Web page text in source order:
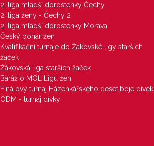
2. liga mladší dorostenky Čechy
2. liga ženy - Čechy 2
2. liga mladší dorostenky Morava
Český pohár žen
Kvalifikační turnaje do Žákovské ligy starších
žaček
Žákovská liga starších žaček
Baráž o MOL Ligu žen
Finálový turnaj Házenkářského desetiboje dívek
ODM - turnaj dívky